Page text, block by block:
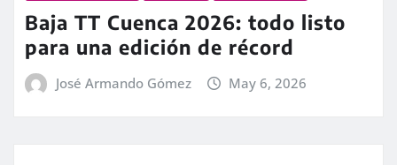
Baja TT Cuenca 2026: todo listo
para una edición de récord
José Armando Gómez May 6, 2026